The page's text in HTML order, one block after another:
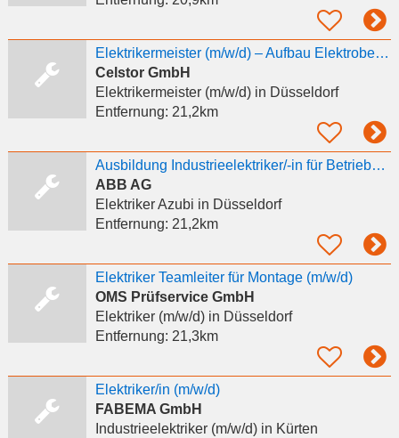
Elektrikermeister (m/w/d) – Aufbau Elektrobetrieb für Immobilien/BESS
Celstor GmbH
Elektrikermeister (m/w/d)in Düsseldorf
Entfernung: 21,2km
Ausbildung Industrieelektriker/-in für Betriebstechnik (m/w/d) 2027 - Dauer 2 Jahre
ABB AG
Elektriker Azubi in Düsseldorf
Entfernung: 21,2km
Elektriker Teamleiter für Montage (m/w/d)
OMS Prüfservice GmbH
Elektriker (m/w/d)in Düsseldorf
Entfernung: 21,3km
Elektriker/in (m/w/d)
FABEMA GmbH
Industrieelektriker (m/w/d)in Kürten